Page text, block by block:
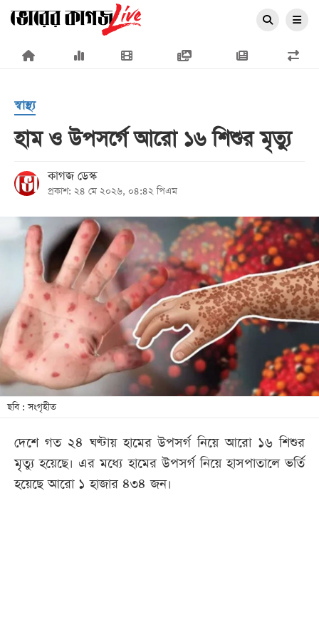
×
প্রচ্ছদ
রাজনীতি
অর্থনীতি
আন্তর্জাতিক
সারাদেশ
খেলা
বিনোদন
লাইফ
স্টাইল
তথ্যপ্রযুক্তি
সব
স্বাস্থ্য
হাম ও উপসর্গে আরো ১৬ শিশুর মৃত্যু
কাগজ ডেস্ক
প্রকাশ: ২৪ মে ২০২৬, ০৪:৪২ পিএম
ছবি : সংগৃহীত
দেশে গত ২৪ ঘণ্টায় হামের উপসর্গ নিয়ে আরো ১৬ শিশুর
মৃত্যু হয়েছে। এর মধ্যে হামের উপসর্গ নিয়ে হাসপাতালে ভর্তি
হয়েছে আরো ১ হাজার ৪৩৪ জন।